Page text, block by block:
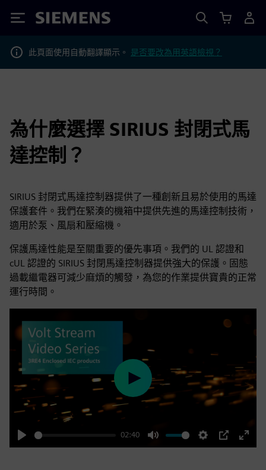
Siemens
此頁面使用自動翻譯顯示。 是否要改為用英語檢視？
為什麼選擇 SIRIUS 封閉式馬
達控制？
SIRIUS 封閉式馬達控制器提供了一種創新且易於使用的馬達
保護套件。我們在緊湊的機箱中提供先進的馬達控制技術，
適用於泵、風扇和壓縮機。
保護馬達性能是至關重要的優先事項。我們的 UL 認證和
cUL 認證的 SIRIUS 封閉馬達控制器提供強大的保護。固態
過載繼電器可減少麻煩的觸發，為您的作業提供寶貴的正常
運行時間。
Play
02:40
Mute Settings
PIP
Enter
Play